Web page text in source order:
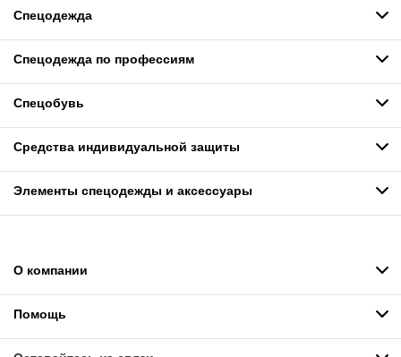
Спецодежда
Спецодежда по профессиям
Спецобувь
Средства индивидуальной защиты
Элементы спецодежды и аксессуары
О компании
Помощь